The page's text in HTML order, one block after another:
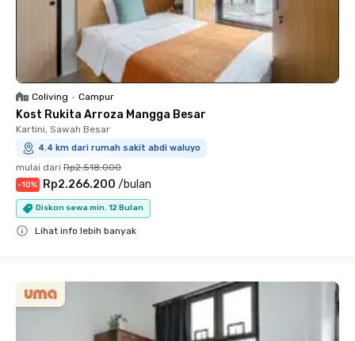
Coliving • Campur
Kost Rukita Arroza Mangga Besar
Kartini, Sawah Besar
4.4 km dari rumah sakit abdi waluyo
mulai dari Rp2.518.000
-10% Rp2.266.200 /bulan
Diskon sewa min. 12 Bulan
Lihat info lebih banyak